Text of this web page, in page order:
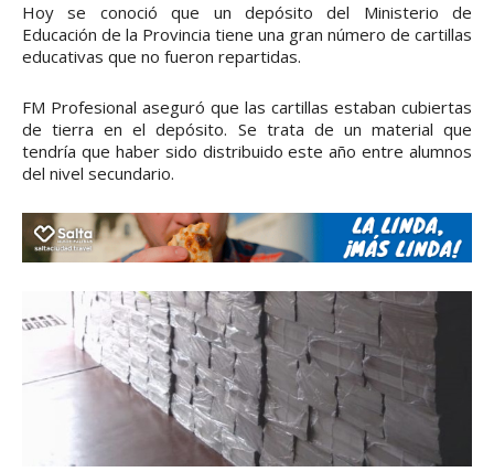
Hoy se conoció que un depósito del Ministerio de
Educación de la Provincia tiene una gran número de cartillas
educativas que no fueron repartidas.
FM Profesional aseguró que las cartillas estaban cubiertas
de tierra en el depósito. Se trata de un material que
tendría que haber sido distribuido este año entre alumnos
del nivel secundario.